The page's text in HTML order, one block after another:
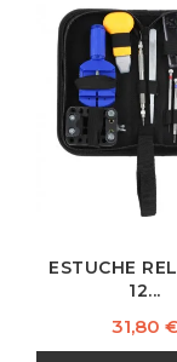
ESTUCHE
12...
Precio
31,80